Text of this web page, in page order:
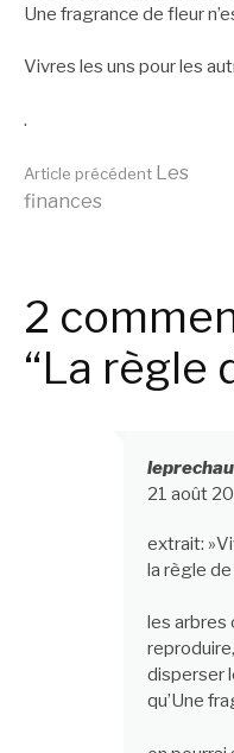
Une fragrance de fleur
Vivres les uns pour les
.
Lire
suite
Article précédent Les
finances
2
“La règle
21 août
extrait:
la règle
les arbres
disperser
qu’Une